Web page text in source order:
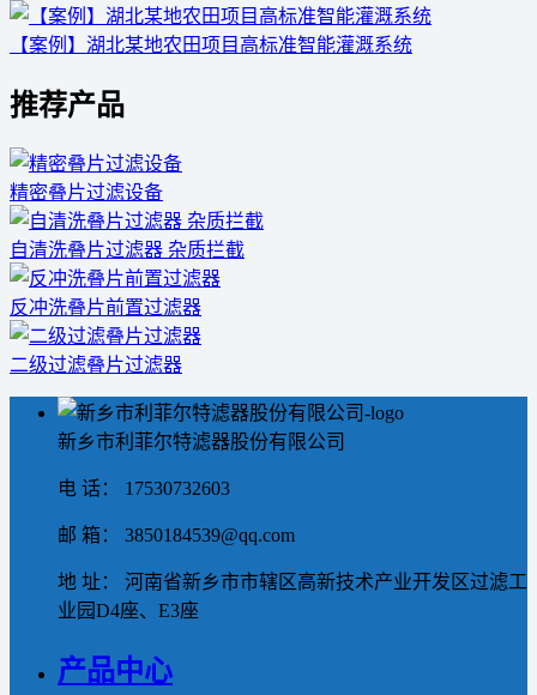
【案例】湖北某地农田项目高标准智能灌溉系统
推荐产品
精密叠片过滤设备
自清洗叠片过滤器 杂质拦截
反冲洗叠片前置过滤器
二级过滤叠片过滤器
新乡市利菲尔特滤器股份有限公司
电 话： 17530732603
邮 箱： 3850184539@qq.com
地 址： 河南省新乡市市辖区高新技术产业开发区过滤工
业园D4座、E3座
产品中心